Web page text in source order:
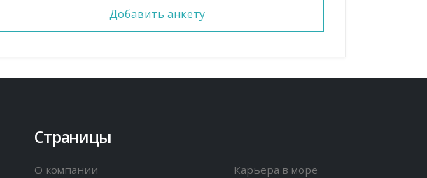
Добавить анкету
Страницы
О компании
Карьера в море